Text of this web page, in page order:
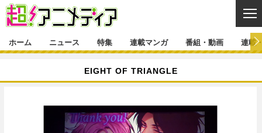
ゲーム・アプリ マンガ
特集一覧 カバー
ホーム ニュース 特集 連載マンガ 番組・動画 連載
EIGHT OF TRIANGLE